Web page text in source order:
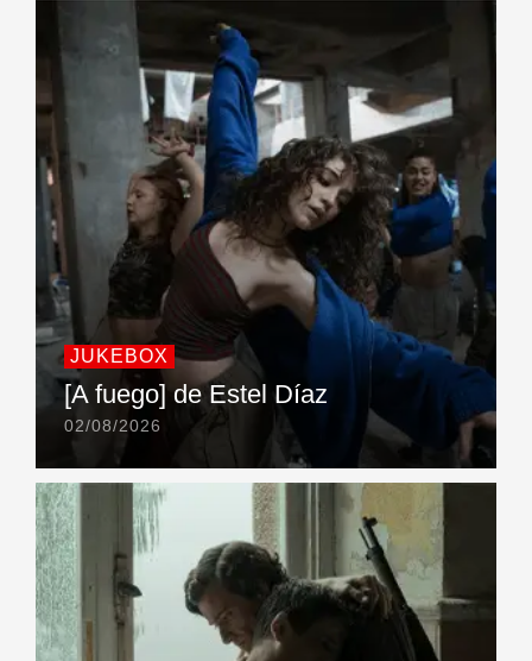
JUKEBOX
[A fuego] de Estel Díaz
02/08/2026